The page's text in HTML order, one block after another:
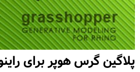
پلاگین گرس هوپر برای